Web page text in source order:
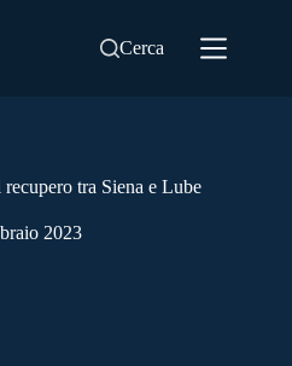
Cerca
tra Siena e Lube
2023